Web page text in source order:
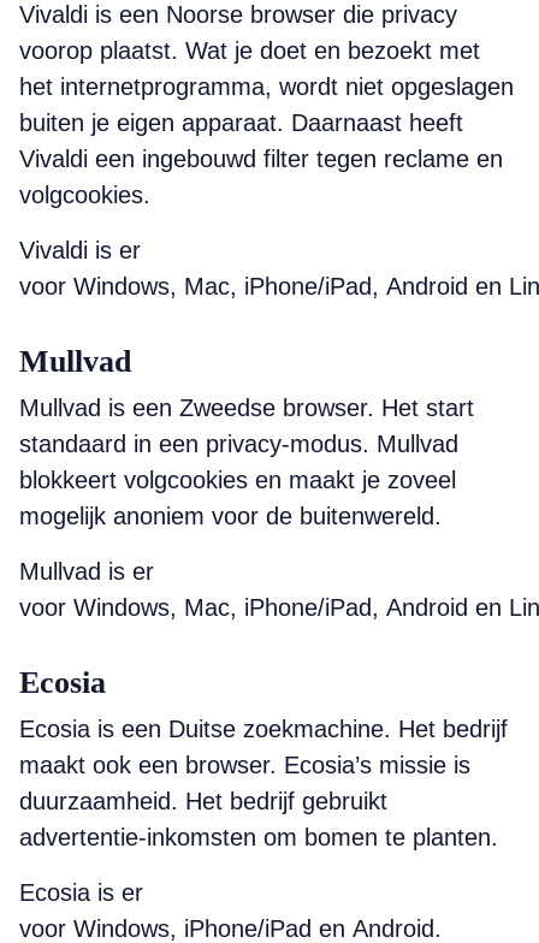
Vivaldi is een Noorse browser die privacy
voorop plaatst. Wat je doet en bezoekt met
het internetprogramma, wordt niet opgeslagen
buiten je eigen apparaat. Daarnaast heeft
Vivaldi een ingebouwd filter tegen reclame en
volgcookies.
Vivaldi is er
voor Windows, Mac, iPhone/iPad, Android en
Mullvad
Mullvad is een Zweedse browser. Het start
standaard in een privacy-modus. Mullvad
blokkeert volgcookies en maakt je zoveel
mogelijk anoniem voor de buitenwereld.
Mullvad is er
voor Windows, Mac, iPhone/iPad, Android en
Ecosia
Ecosia is een Duitse zoekmachine. Het bedrijf
maakt ook een browser. Ecosia’s missie is
duurzaamheid. Het bedrijf gebruikt
advertentie-inkomsten om bomen te planten.
Ecosia is er
voor Windows, iPhone/iPad en Android.